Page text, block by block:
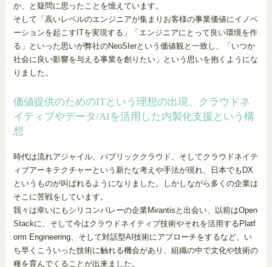
か、と疑問に思ったことを憶えています。
そして「高いレベルのエンジニアが集まりお客様の事業価値にイノベ
ーションを起こすITを実現する」「エンジニアにとって良い環境を作
る」といった思いが弊社のNeoSIerという価値観と一致し、「いつか
社会に良い影響を与える事業を創りたい」という思いを抱くようにな
りました。
価値提供のためのITという理想の出現、クラウドネ
イティブやデータ/AIを活用した内製化支援という構
想
時代は流れアジャイル、パブリッククラウド、そしてクラウドネイテ
ィブアーキテクチャーという新たな考えや手法が現れ、日本でもDX
というものが叫ばれるようになりました。しかしながら多くの企業は
そこに苦戦をしています。
我々は幸いにもシリコンバレーの企業Mirantisと出会い、以前はOpen
Stackに、そして今はクラウドネイティブ技術やそれを活用するPlatf
orm Engineering、そして対話型AI技術にアプローチをするなど、い
ち早くこういった技術に触れる機会があり、組織の中で文化や技術の
種を育んでくることが出来ました。